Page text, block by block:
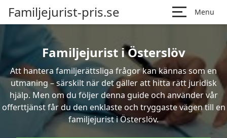
Familjejurist-pris.se Menu
Familjejurist i Österslöv
Att hantera familjerättsliga frågor kan kännas som en
utmaning – särskilt när det gäller att hitta rätt juridisk
hjälp. Men om du följer denna guide och använder vår
offerttjänst får du den enklaste och tryggaste vägen till en
familjejurist i Österslöv.